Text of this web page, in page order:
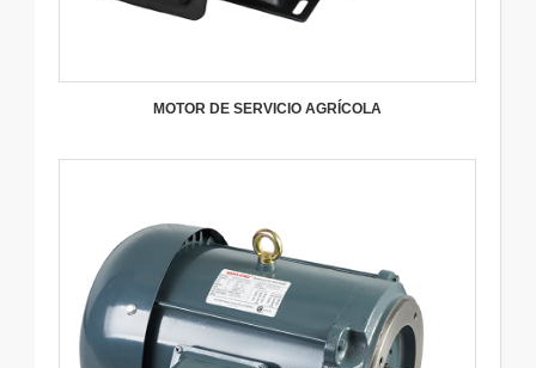
MOTOR DE SERVICIO AGRÍCOLA